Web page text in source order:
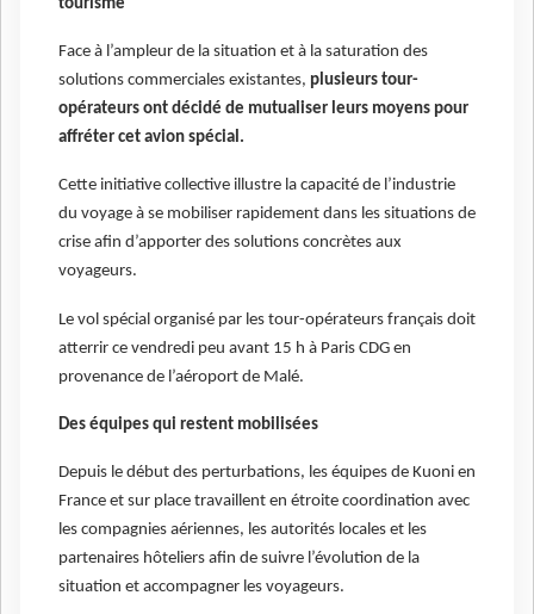
tourisme
Face à l’ampleur de la situation et à la saturation des
solutions commerciales existantes, plusieurs tour-
opérateurs ont décidé de mutualiser leurs moyens pour
affréter cet avion spécial.
Cette initiative collective illustre la capacité de l’industrie
du voyage à se mobiliser rapidement dans les situations de
crise afin d’apporter des solutions concrètes aux
voyageurs.
Le vol spécial organisé par les tour-opérateurs français doit
atterrir ce vendredi peu avant 15 h à Paris CDG en
provenance de l’aéroport de Malé.
Des équipes qui restent mobilisées
Depuis le début des perturbations, les équipes de Kuoni en
France et sur place travaillent en étroite coordination avec
les compagnies aériennes, les autorités locales et les
partenaires hôteliers afin de suivre l’évolution de la
situation et accompagner les voyageurs.